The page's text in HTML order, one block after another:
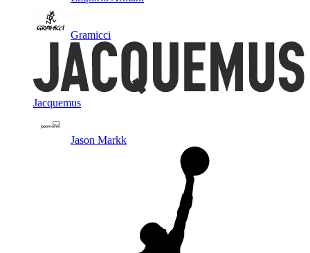
Gramicci
Jacquemus
Jason Markk